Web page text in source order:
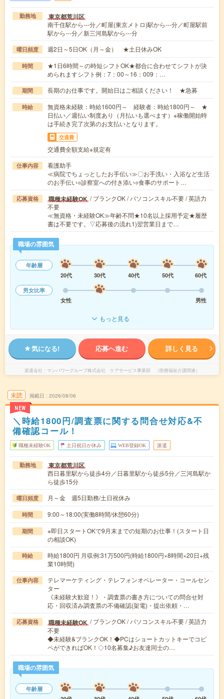
勤務地 東京都荒川区
南千住駅から---分／町屋(東京メトロ)駅から---分／町屋駅前
駅から---分／新三河島駅から---分
曜日頻度 週2日～5日OK（月～金） ★土日休みOK
時間
★1日6時間～の時短シフトOK★都合に合わせてシフトが決
められますシフト例：7：00～16：009：…
期間 長期のお仕事です。開始日はご相談ください！ ★急募
時給
無資格未経験：時給1600円～ 経験者：時給1800円～ ★
日払い／週払い制度あり（月払いも選べます）※稼働開始時
は手続き完了次第のお支払いとなります。
交通費
交通費全額支給※規定有
仕事内容
看護助手
≪病院でちょっとしたお手伝い≫〇お手洗い・入浴など生活
のお手伝い○診察室への付き添い○食事のサポート…
応募資格 職種未経験OK / ブランクOK / パソコンスキル不要 / 英語力
不要
≪無資格・未経験OK≫年齢不問★10名以上採用予定★履歴
書は不要です。▽応募後の流れ1)翌営業日まで…
職場の雰囲気
年齢層
20代
30代 40代 50代
60代
男女比率
女性
男性
もっと見る
気になる! 応募へ進む 詳しく見る
派遣会社 マンパワーグループ株式会社 ケアサービス事業部 （医療福祉介護関連）
未読
NEW
掲載日 2026/08/06
＼時給1800円/調査票に関する問合せ対応&不
備確認コール！
職種未経験OK 土日祝日が休み WEB登録OK 派遣
勤務地 東京都荒川区
西日暮里駅から徒歩4分／日暮里駅から徒歩5分／三河島駅か
ら徒歩15分
曜日頻度 月～金 週5日勤務/土日祝休み
時間 9:00～18:00(実働8時間/休憩60分)
期間
※即日スタートOKで9月末までの短期のお仕事！(スタート日
の相談OK)
時給
時給1800円 月収例:31万500円(時給1800円×8時間×20日+残
業10時間)
仕事内容
テレマーケティング・テレフォンオペレーター・コールセン
ター
《未経験大歓迎！》・調査票の書き方についての問合せ対
応・回収済み調査票の不備確認(架電)・提出依頼・…
応募資格 職種未経験OK / ブランクOK / パソコンスキル不要 / 英語力
不要
◆未経験&ブランクOK！◆PCはショートカットキーでコピ
ペができればOK！◇10名募集♪お友達同士の…
職場の雰囲気
年齢層